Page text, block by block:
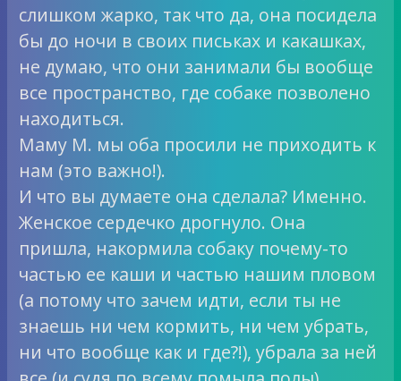
слишком жарко, так что да, она посидела
бы до ночи в своих письках и какашках,
не думаю, что они занимали бы вообще
все пространство, где собаке позволено
находиться.
Маму М. мы оба просили не приходить к
нам (это важно!).
И что вы думаете она сделала? Именно.
Женское сердечко дрогнуло. Она
пришла, накормила собаку почему-то
частью ее каши и частью нашим пловом
(а потому что зачем идти, если ты не
знаешь ни чем кормить, ни чем убрать,
ни что вообще как и где?!), убрала за ней